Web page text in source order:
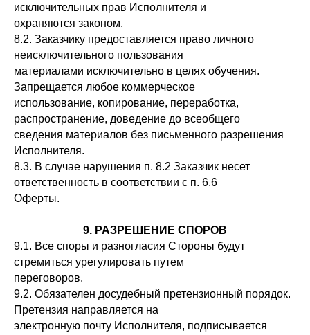
исключительных прав Исполнителя и
охраняются законом.
8.2. Заказчику предоставляется право личного
неисключительного пользования
материалами исключительно в целях обучения.
Запрещается любое коммерческое
использование, копирование, переработка,
распространение, доведение до всеобщего
сведения материалов без письменного разрешения
Исполнителя.
8.3. В случае нарушения п. 8.2 Заказчик несет
ответственность в соответствии с п. 6.6
Оферты.
9. РАЗРЕШЕНИЕ СПОРОВ
9.1. Все споры и разногласия Стороны будут
стремиться урегулировать путем
переговоров.
9.2. Обязателен досудебный претензионный порядок.
Претензия направляется на
электронную почту Исполнителя, подписывается